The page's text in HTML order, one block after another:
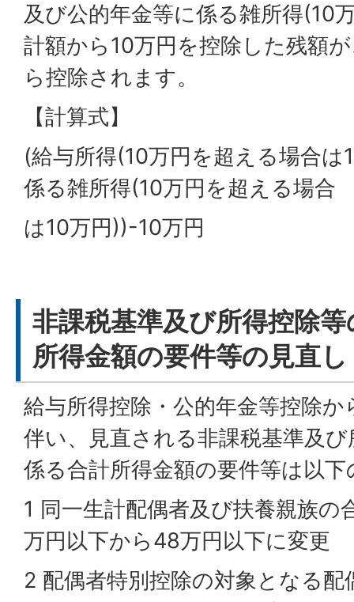
及び公的年金等に係る雑所得(10
計額から10万円を控除した残額
ら控除されます。
【計算式】
(給与所得(10万円を超える場合
係る雑所得(10万円を超える場合
は10万円))-10万円
非課税基準及び所得控除
所得金額の要件等の見直し
給与所得控除・公的年金等控除
伴い、見直される非課税基準及
係る合計所得金額の要件等は以
1 同一生計配偶者及び扶養親族の
万円以下から48万円以下に変更
2 配偶者特別控除の対象となる配